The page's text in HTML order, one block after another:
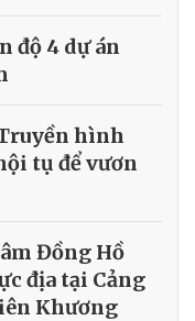
độ 4 dự án
hình
tụ để vươn
Đồng Hồ
địa tại Cảng
Khương